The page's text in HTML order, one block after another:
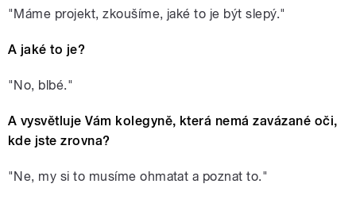
"Máme projekt, zkoušíme, jaké to je být slepý."
A jaké to je?
"No, blbé."
A vysvětluje Vám kolegyně, která nemá zavázané oči,
kde jste zrovna?
"Ne, my si to musíme ohmatat a poznat to."